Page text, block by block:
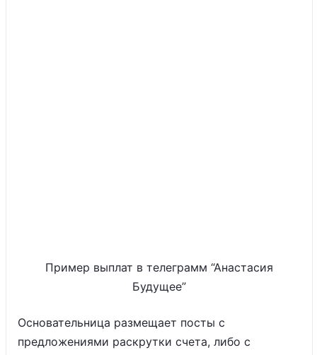
Пример выплат в телеграмм “Анастасия
Будущее”
Основательница размещает посты с
предложениями раскрутки счета, либо с